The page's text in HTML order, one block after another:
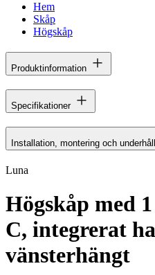
Hem
Skåp
Högskåp
Produktinformation
Specifikationer
Installation, montering och underhåll
Luna
Högskåp med
C, integrerat
vänsterhängt